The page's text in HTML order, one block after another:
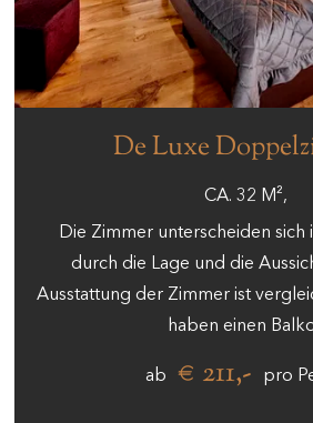
De Luxe
CA. 32 M²
Die Zimmer unterscheiden sich
durch die Lage und die
Ausstattung der Zimmer ist
haben einen
ab € 211,- pro